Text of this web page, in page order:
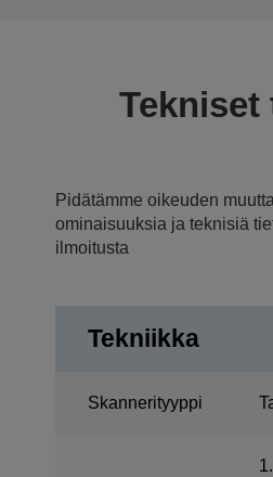
Tekniset
Pidätämme oikeuden
ominaisuuksia ja teknisiä
ilmoitusta
Tekniikka
Skannerityyppi